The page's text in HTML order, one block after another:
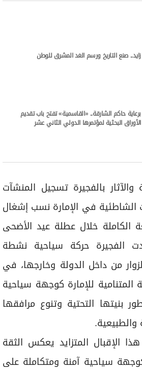
زايد.. صنع التاريخ ورسم الغد المشرق للوطن
برعاية حاكم الشارقة.. «القاسمية» تفتح باب تقديم
الأوراق البحثية لمؤتمرها الدولي الثاني عشر
بالفجيرة تسجيل المنشآت
الشاطئية في الإمارة نسب إشغال
الكاملة خلال عطلة عيد الأضحى
الفجيرة حركة سياحية نشطة
من داخل الدولة وخارجها، في
للإمارة كوجهة سياحية
بنيتها التحتية وتنوع مرافقها
الإقبال المتزايد يعكس الثقة
كوجهة سياحية آمنة ومتكاملة على